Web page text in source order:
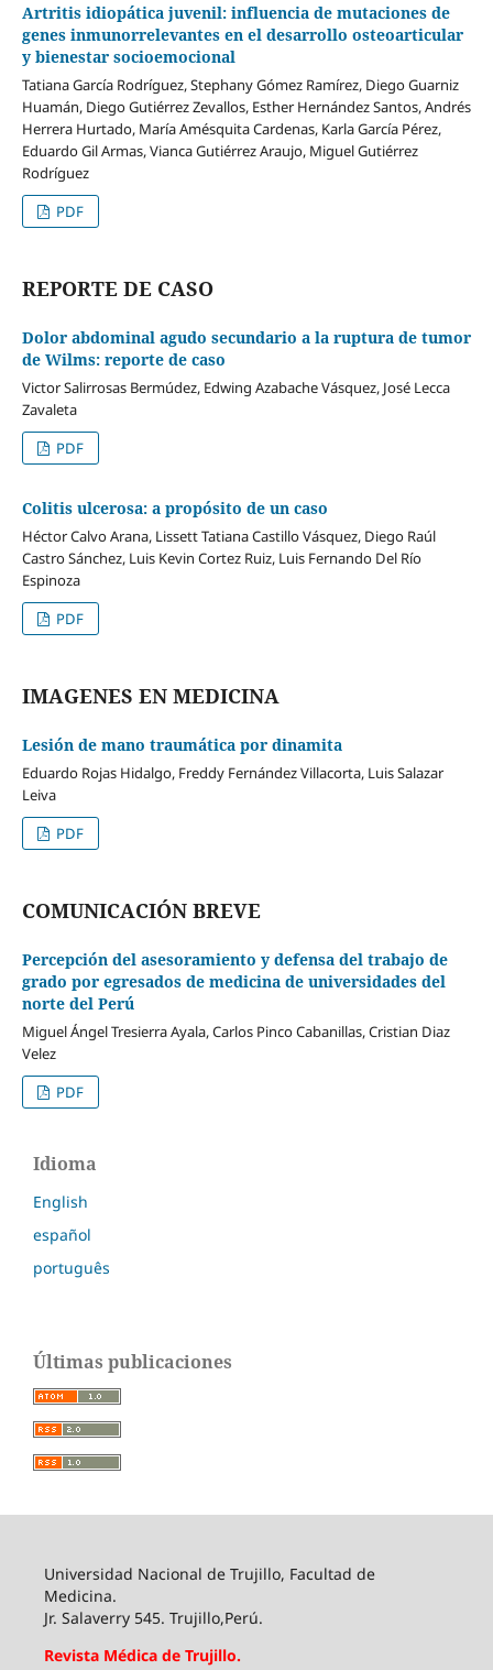
Artritis idiopática juvenil: influencia de mutaciones de
genes inmunorrelevantes en el desarrollo osteoarticular
y bienestar socioemocional
Tatiana García Rodríguez, Stephany Gómez Ramírez, Diego Guarniz
Huamán, Diego Gutiérrez Zevallos, Esther Hernández Santos, Andrés
Herrera Hurtado, María Amésquita Cardenas, Karla García Pérez,
Eduardo Gil Armas, Vianca Gutiérrez Araujo, Miguel Gutiérrez
Rodríguez
PDF
REPORTE DE CASO
Dolor abdominal agudo secundario a la ruptura de tumor
de Wilms: reporte de caso
Victor Salirrosas Bermúdez, Edwing Azabache Vásquez, José Lecca
Zavaleta
PDF
Colitis ulcerosa: a propósito de un caso
Héctor Calvo Arana, Lissett Tatiana Castillo Vásquez, Diego Raúl
Castro Sánchez, Luis Kevin Cortez Ruiz, Luis Fernando Del Río
Espinoza
PDF
IMAGENES EN MEDICINA
Lesión de mano traumática por dinamita
Eduardo Rojas Hidalgo, Freddy Fernández Villacorta, Luis Salazar
Leiva
PDF
COMUNICACIÓN BREVE
Percepción del asesoramiento y defensa del trabajo de
grado por egresados de medicina de universidades del
norte del Perú
Miguel Ángel Tresierra Ayala, Carlos Pinco Cabanillas, Cristian Diaz
Velez
PDF
Idioma
English
español
português
Últimas publicaciones
Universidad Nacional de Trujillo, Facultad de
Medicina.
Jr. Salaverry 545. Trujillo,Perú.
Revista Médica de Trujillo.